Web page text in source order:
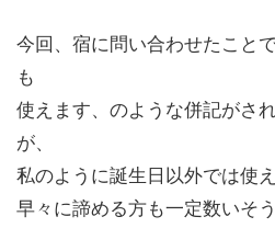
今回、宿に問い合わせたこと
も
使えます、のような併記がさ
が、
私のように誕生日以外では使
早々に諦める方も一定数いそ